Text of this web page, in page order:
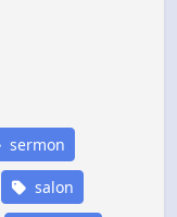
sermon
salon